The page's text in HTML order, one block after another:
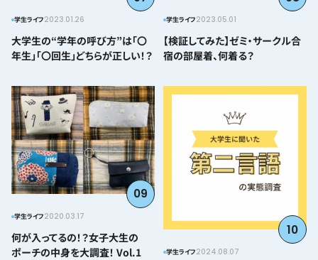
学生ライフ2023.01.26
大学生の“学年の呼び方”は「〇
年生」「〇回生」どちらが正しい！？
学生ライフ2023.05.01
【検証してみた】ゼミ・サークル合
宿の部屋着、何着る？
09
学生ライフ2020.03.17
何が入ってるの！？女子大生の
ポーチの中身を大調査！ Vol.1
10
学生ライフ2024.08.07